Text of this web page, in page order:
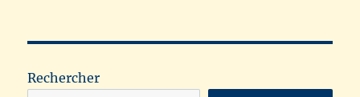
Rechercher